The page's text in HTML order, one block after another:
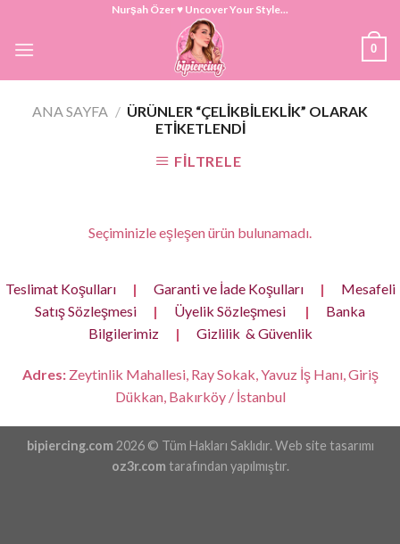
content
Nurşah Özer ♥ Uncover Your Style...
0
ANA SAYFA / ÜRÜNLER “ÇELIKBILEKLIK” OLARAK
ETIKETLENDI
FILTRELE
Seçiminizle eşleşen ürün bulunamadı.
Teslimat Koşulları | Garanti ve İade Koşulları |
Mesafeli
Satış Sözleşmesi
| Üyelik Sözleşmesi |
Banka
Bilgilerimiz
| Gizlilik & Güvenlik
Adres:Zeytinlik Mahallesi, Ray Sokak, Yavuz İş Hanı, Giriş
Dükkan, Bakırköy / İstanbul
bipiercing.com 2026 © Tüm Hakları Saklıdır. Web site tasarımı
oz3r.com tarafından yapılmıştır.